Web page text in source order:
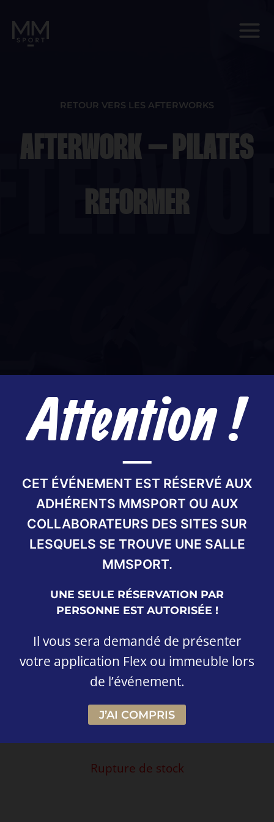
contenu
RETOUR VERS LES AFTERWORKS
AFTERWORK – PILATES
REFORMER
Gratuit
Rupture de stock
Attention !
CET ÉVÉNEMENT EST RÉSERVÉ AUX
ADHÉRENTS MMSPORT OU AUX
COLLABORATEURS DES SITES SUR
LESQUELS SE TROUVE UNE SALLE
MMSPORT.
UNE SEULE RÉSERVATION PAR
PERSONNE EST AUTORISÉE !
Il vous sera demandé de présenter
votre application Flex ou immeuble lors
de l’événement.
J’AI COMPRIS